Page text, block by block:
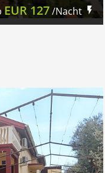
EUR127/Nacht